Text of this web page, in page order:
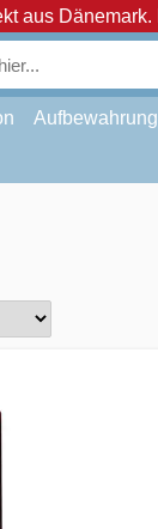
aus Dänemark.
Aufbewahrung